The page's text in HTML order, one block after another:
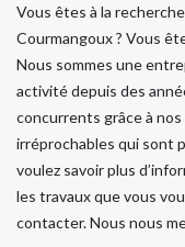
Vous êtes à la
Courmangoux ? Vous
Nous sommes une
activité depuis des
concurrents grâce à
irréprochables qui sont
voulez savoir plus
les travaux que vous
contacter. Nous nous